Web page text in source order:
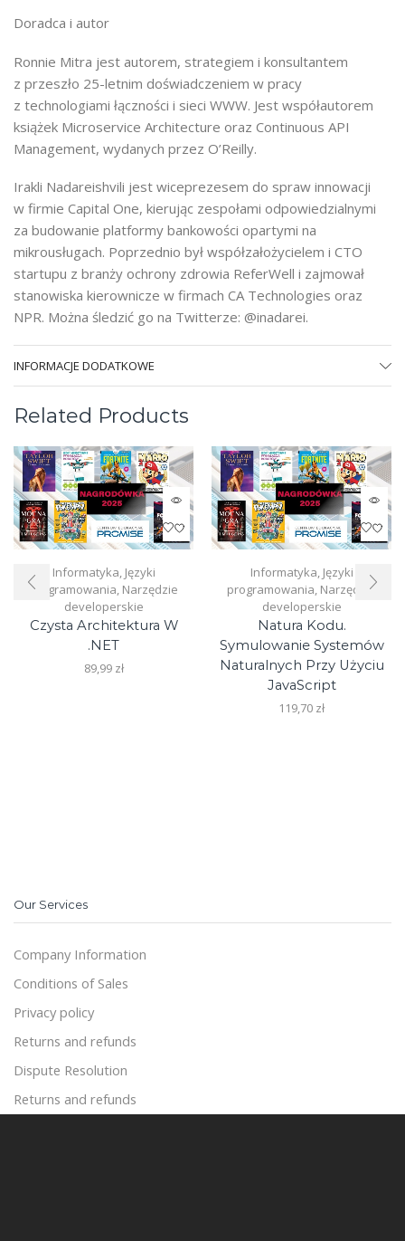
Doradca i autor
Ronnie Mitra jest autorem, strategiem i konsultantem
z przeszło 25-letnim doświadczeniem w pracy
z technologiami łączności i sieci WWW. Jest współ­autorem
książek Microservice Architecture oraz Continuous API
Management, wydanych przez O’Reilly.
Irakli Nadareishvili jest wiceprezesem do spraw innowacji
w firmie Capital One, kierując zespołami odpowiedzialnymi
za budowanie platformy bankowości opartymi na
mikrousługach. Poprzednio był współzałożycielem i CTO
startupu z branży ochrony zdrowia ReferWell i zajmował
stanowiska kierownicze w firmach CA Technologies oraz
NPR. Można śledzić go na Twitterze: @inadarei.
INFORMACJE DODATKOWE
Related Products
Informatyka Języki
programowania Narzędzie
developerskie
Czysta Architektura W
.NET
89,99 zł
Informatyka Języki
programowania Narzędzie
developerskie
Natura Kodu.
Symulowanie Systemów
Naturalnych Przy Użyciu
JavaScript
119,70 zł
Our Services
Company Information
Conditions of Sales
Privacy policy
Returns and refunds
Dispute Resolution
Returns and refunds